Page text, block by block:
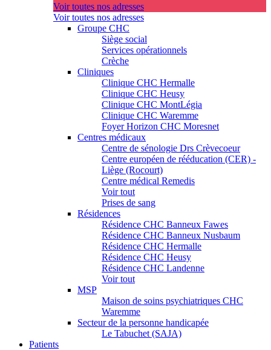
Voir toutes nos adresses
Voir toutes nos adresses
Groupe CHC
Siège social
Services opérationnels
Crèche
Cliniques
Clinique CHC Hermalle
Clinique CHC Heusy
Clinique CHC MontLégia
Clinique CHC Waremme
Foyer Horizon CHC Moresnet
Centres médicaux
Centre de sénologie Drs Crèvecoeur
Centre européen de rééducation (CER) -
Liège (Rocourt)
Centre médical Remedis
Voir tout
Prises de sang
Résidences
Résidence CHC Banneux Fawes
Résidence CHC Banneux Nusbaum
Résidence CHC Hermalle
Résidence CHC Heusy
Résidence CHC Landenne
Voir tout
MSP
Maison de soins psychiatriques CHC
Waremme
Secteur de la personne handicapée
Le Tabuchet (SAJA)
Patients